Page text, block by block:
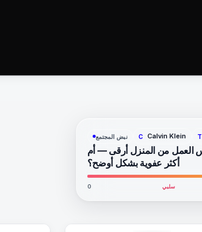
نبض المجتمع C Calvin Klein T
العمل من المنزل أرقى — أم
أكثر عفوية بشكل أوضح؟
0 سلبي